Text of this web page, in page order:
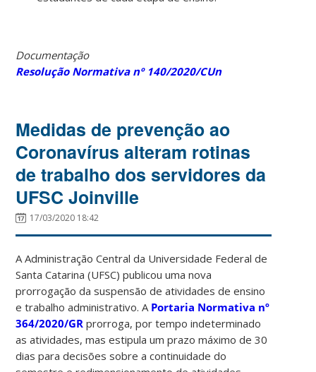
Documentação
Resolução Normativa nº 140/2020/CUn
Medidas de prevenção ao
Coronavírus alteram rotinas
de trabalho dos servidores da
UFSC Joinville
17/03/2020 18:42
A Administração Central da Universidade Federal de
Santa Catarina (UFSC) publicou uma nova
prorrogação da suspensão de atividades de ensino
e trabalho administrativo. A Portaria Normativa nº
364/2020/GR prorroga, por tempo indeterminado
as atividades, mas estipula um prazo máximo de 30
dias para decisões sobre a continuidade do